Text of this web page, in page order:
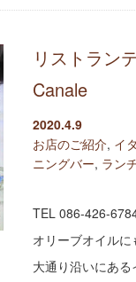
リストラン
Canale
2020.4.9
お店のご紹介, イ
ニングバー, ラン
TEL 086-426-
オリーブオイル
大通り沿いにあ